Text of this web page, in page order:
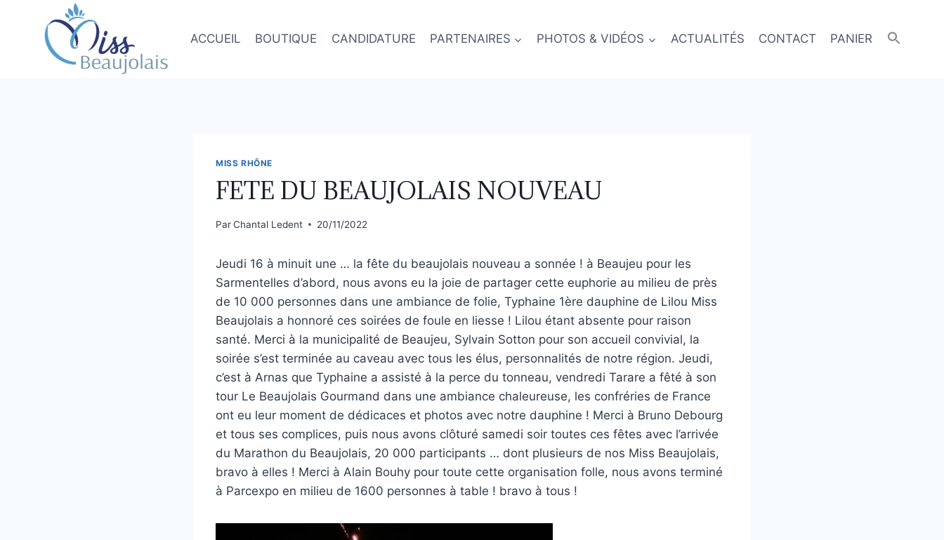
ACCUEIL BOUTIQUE CANDIDATURE PARTENAIRES PHOTOS & VIDÉOS ACTUALITÉS CONTACT PANIER
MISS RHÔNE
FETE DU BEAUJOLAIS NOUVEAU
ParChantal Ledent 20/11/2022
Jeudi 16 à minuit une … la fête du beaujolais nouveau a sonnée ! à Beaujeu pour les
Sarmentelles d’abord, nous avons eu la joie de partager cette euphorie au milieu de près
de 10 000 personnes dans une ambiance de folie, Typhaine 1ère dauphine de Lilou Miss
Beaujolais a honnoré ces soirées de foule en liesse ! Lilou étant absente pour raison
santé. Merci à la municipalité de Beaujeu, Sylvain Sotton pour son accueil convivial, la
soirée s’est terminée au caveau avec tous les élus, personnalités de notre région. Jeudi,
c’est à Arnas que Typhaine a assisté à la perce du tonneau, vendredi Tarare a fêté à son
tour Le Beaujolais Gourmand dans une ambiance chaleureuse, les confréries de France
ont eu leur moment de dédicaces et photos avec notre dauphine ! Merci à Bruno Debourg
et tous ses complices, puis nous avons clôturé samedi soir toutes ces fêtes avec l’arrivée
du Marathon du Beaujolais, 20 000 participants … dont plusieurs de nos Miss Beaujolais,
bravo à elles ! Merci à Alain Bouhy pour toute cette organisation folle, nous avons terminé
à Parcexpo en milieu de 1600 personnes à table ! bravo à tous !